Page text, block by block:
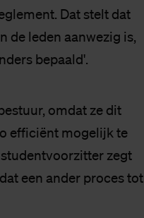
Dat stelt dat
de leden aanwezig is,
bepaald'.
omdat ze dit
efficiënt mogelijk te
studentvoorzitter zegt
een ander proces tot